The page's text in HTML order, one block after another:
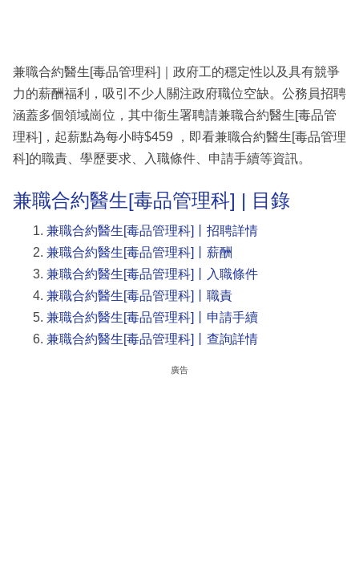
兼職合約醫生[毒品管理科]｜政府工的穩定性以及具有競爭
力的薪酬福利，吸引不少人關注政府職位空缺。公務員招聘
涵蓋多個領域崗位，其中衞生署聘請兼職合約醫生[毒品管
理科]，起薪點為每小時$459 ，即看兼職合約醫生[毒品管理
科]的職責、學歷要求、入職條件、申請手續等資訊。
兼職合約醫生[毒品管理科] | 目錄
兼職合約醫生[毒品管理科]丨招聘詳情
兼職合約醫生[毒品管理科]丨薪酬
兼職合約醫生[毒品管理科]丨入職條件
兼職合約醫生[毒品管理科]丨職責
兼職合約醫生[毒品管理科]丨申請手續
兼職合約醫生[毒品管理科]丨查詢詳情
廣告